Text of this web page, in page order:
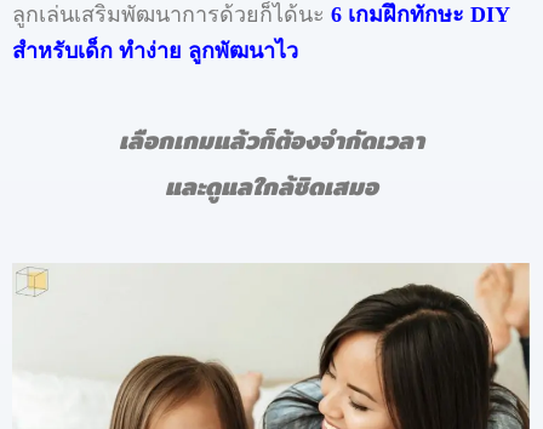
ลูกเล่นเสริมพัฒนาการด้วยก็ได้นะ 6 เกมฝึกทักษะ DIY
สำหรับเด็ก ทำง่าย ลูกพัฒนาไว
เลือกเกมแล้วก็ต้องจำกัดเวลา
และดูแลใกล้ชิดเสมอ